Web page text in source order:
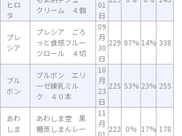
ヒロ
タ
クリーム ４個
01
日
プレ
シア
プレシア ごろ
っと食感フルー
ツロール ４切
09
月
30
日
229 87% 14% 338
ブル
ボン
ブルボン エリ
ーゼ練乳ミル
ク ４０本
10
月
23
日
225 53% 23% 255
あわ
しま
あわしま堂 黒
糖蒸しまんレー
11
月
01
222 0% 17% 178